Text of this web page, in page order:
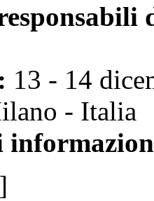
13 - 14
- Italia
]